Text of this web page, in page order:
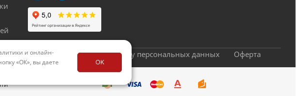
cookies Согласие на обработку персональных данных Оферта
и онлайн-
«ОК», вы даете
OK